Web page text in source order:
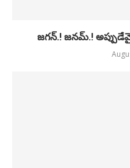
జగన్.! జనమ్.!